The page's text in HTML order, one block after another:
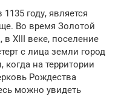
году, является
Во время Золотой
в XIII веке, поселение
с лица земли город
на территории
Рождества
можно увидеть